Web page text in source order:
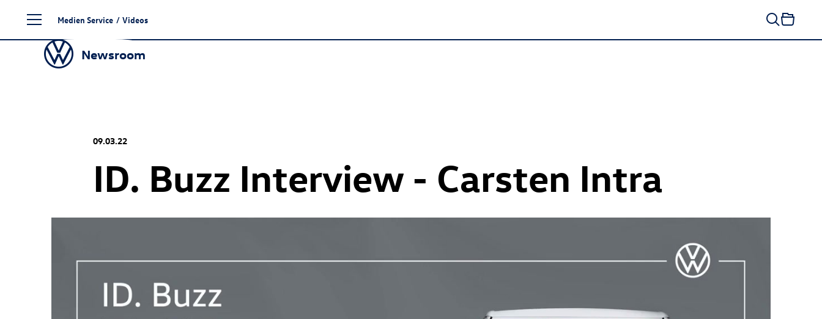
Seiteninhalt
springen
Medien Service / Videos
Newsroom
09.03.22
ID. Buzz Interview - Carsten Intra